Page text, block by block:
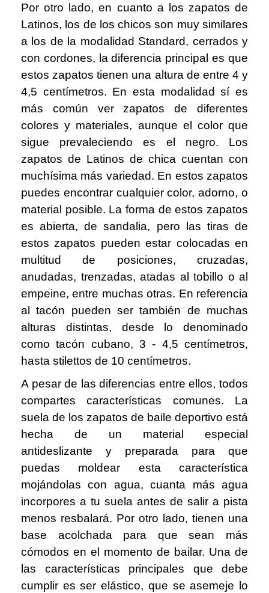
Por otro lado, en cuanto a los zapatos de
Latinos, los de los chicos son muy similares
a los de la modalidad Standard, cerrados y
con cordones, la diferencia principal es que
estos zapatos tienen una altura de entre 4 y
4,5 centímetros. En esta modalidad sí es
más común ver zapatos de diferentes
colores y materiales, aunque el color que
sigue prevaleciendo es el negro. Los
zapatos de Latinos de chica cuentan con
muchísima más variedad. En estos zapatos
puedes encontrar cualquier color, adorno, o
material posible. La forma de estos zapatos
es abierta, de sandalia, pero las tiras de
estos zapatos pueden estar colocadas en
multitud de posiciones, cruzadas,
anudadas, trenzadas, atadas al tobillo o al
empeine, entre muchas otras. En referencia
al tacón pueden ser también de muchas
alturas distintas, desde lo denominado
como tacón cubano, 3 - 4,5 centímetros,
hasta stilettos de 10 centímetros.
A pesar de las diferencias entre ellos, todos
compartes características comunes. La
suela de los zapatos de baile deportivo está
hecha de un material especial
antideslizante y preparada para que
puedas moldear esta característica
mojándolas con agua, cuanta más agua
incorpores a tu suela antes de salir a pista
menos resbalará. Por otro lado, tienen una
base acolchada para que sean más
cómodos en el momento de bailar. Una de
las características principales que debe
cumplir es ser elástico, que se asemeje lo